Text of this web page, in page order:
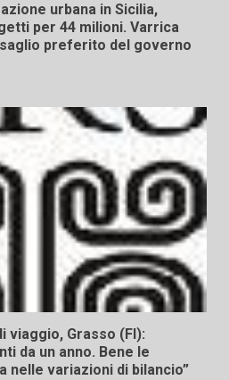
urbana in Sicilia,
per 44 milioni. Varrica
preferito del governo
viaggio, Grasso (FI):
da un anno. Bene le
nelle variazioni di bilancio”